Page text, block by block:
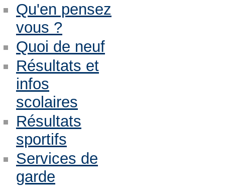
Qu'en pensez
vous ?
Quoi de neuf
Résultats et
infos
scolaires
Résultats
sportifs
Services de
garde